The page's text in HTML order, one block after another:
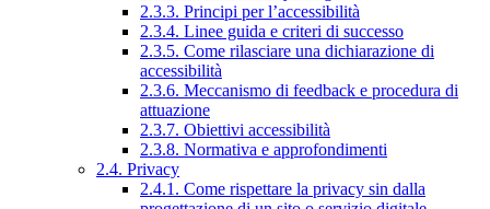
2.3.3. Principi per l’accessibilità
2.3.4. Linee guida e criteri di successo
2.3.5. Come rilasciare una dichiarazione di
accessibilità
2.3.6. Meccanismo di feedback e procedura di
attuazione
2.3.7. Obiettivi accessibilità
2.3.8. Normativa e approfondimenti
2.4. Privacy
2.4.1. Come rispettare la privacy sin dalla